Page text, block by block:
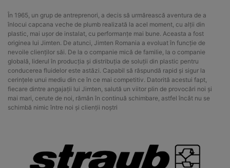
În 1965, un grup de antreprenori, a decis să urmărească aventura de a
înlocui capcana veche de plumb realizată la acel moment, cu alții din
plastic, mai ușor de instalat, cu performanțe mai bune. Aceasta a fost
originea lui Jimten. De atunci, Jimten Romania a evoluat în funcție de
nevoile clienților săi. De la o companie mică de familie, la o companie
globală, liderul în producția și distribuția de soluții din plastic pentru
conducerea fluidelor este astăzi. Capabil să răspundă rapid și sigur la
cerințele unui mediu din ce în ce mai competitiv. Datorită acestui fapt,
fiecare dintre angajații lui Jimten, salută un viitor plin de provocări noi și
mai mari, cerute de noi, rămân în continuă schimbare, astfel încât nu se
schimbă nimic între noi și clienții noștri